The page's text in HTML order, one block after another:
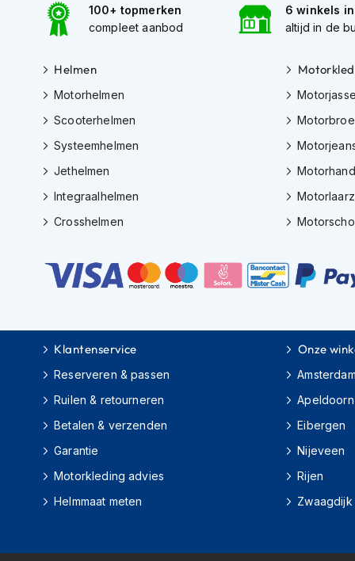
Motorjeans
Motorpakken
motorpak
Dames
motorpak
Eendelig
motorpak
Tweedelig
motorpak
Regenkleding
en
helmmutsen
Koelvesten
Motorsokken
Nekwarmers
windcollars
Verwarmde
100+ topmerken
compleet aanbod
6 winkels in
altijd in de
Helmen
Motorhelmen
Scooterhelmen
Systeemhelmen
Jethelmen
Integraalhelmen
Crosshelmen
Klantenservice
Reserveren & passen
Ruilen & retourneren
Betalen & verzenden
Garantie
Motorkleding advies
Helmmaat meten
Onze
Amsterdam
Apeldoorn
Eibergen
Nijeveen
Rijen
Zwaagdijk